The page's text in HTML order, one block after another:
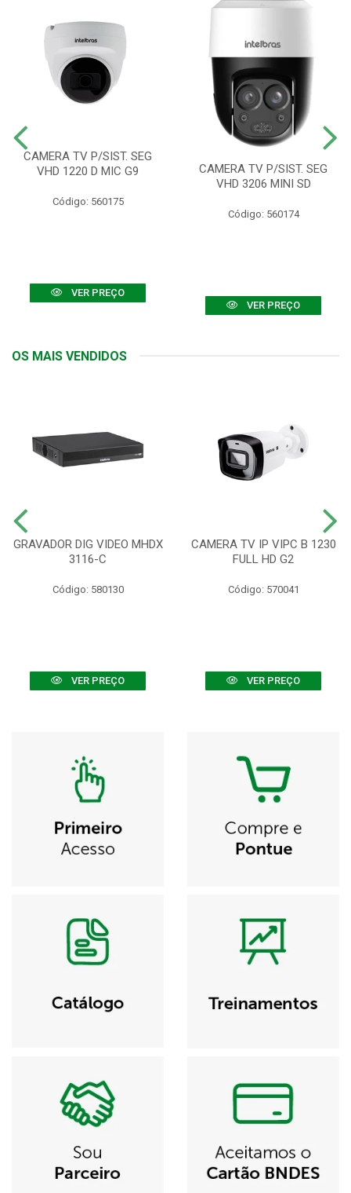
CAMERA TV P/SIST. SEG
VHD 1220 D MIC G9
Código: 560175
VER PREÇO
CAMERA TV P/SIST. SEG
VHD 3206 MINI SD
Código: 560174
VER PREÇO
OS MAIS VENDIDOS
GRAVADOR DIG VIDEO MHDX
3116-C
Código: 580130
VER PREÇO
CAMERA TV IP VIPC B 1230
FULL HD G2
Código: 570041
VER PREÇO